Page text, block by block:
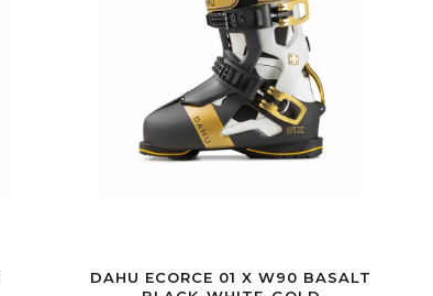
DAHU ECORCE 01 X W90 BASALT